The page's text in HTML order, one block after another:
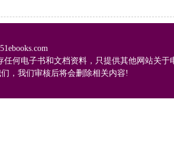
任何电子书和文档资料，只提供其他网站关
，我们审核后将会删除相关内容!